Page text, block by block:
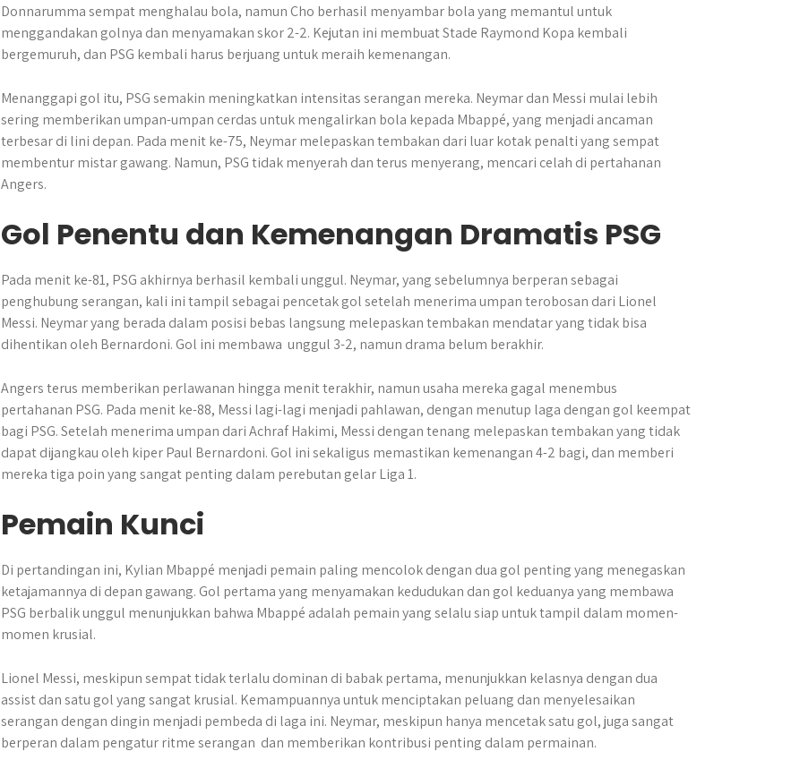
Donnarumma sempat menghalau bola, namun Cho berhasil menyambar bola yang memantul untuk
menggandakan golnya dan menyamakan skor 2-2. Kejutan ini membuat Stade Raymond Kopa kembali
bergemuruh, dan PSG kembali harus berjuang untuk meraih kemenangan.
Menanggapi gol itu, PSG semakin meningkatkan intensitas serangan mereka. Neymar dan Messi mulai lebih
sering memberikan umpan-umpan cerdas untuk mengalirkan bola kepada Mbappé, yang menjadi ancaman
terbesar di lini depan. Pada menit ke-75, Neymar melepaskan tembakan dari luar kotak penalti yang sempat
membentur mistar gawang. Namun, PSG tidak menyerah dan terus menyerang, mencari celah di pertahanan
Angers.
Gol Penentu dan Kemenangan Dramatis PSG
Pada menit ke-81, PSG akhirnya berhasil kembali unggul. Neymar, yang sebelumnya berperan sebagai
penghubung serangan, kali ini tampil sebagai pencetak gol setelah menerima umpan terobosan dari Lionel
Messi. Neymar yang berada dalam posisi bebas langsung melepaskan tembakan mendatar yang tidak bisa
dihentikan oleh Bernardoni. Gol ini membawa unggul 3-2, namun drama belum berakhir.
Angers terus memberikan perlawanan hingga menit terakhir, namun usaha mereka gagal menembus
pertahanan PSG. Pada menit ke-88, Messi lagi-lagi menjadi pahlawan, dengan menutup laga dengan gol keempat
bagi PSG. Setelah menerima umpan dari Achraf Hakimi, Messi dengan tenang melepaskan tembakan yang tidak
dapat dijangkau oleh kiper Paul Bernardoni. Gol ini sekaligus memastikan kemenangan 4-2 bagi, dan memberi
mereka tiga poin yang sangat penting dalam perebutan gelar Liga 1.
Pemain Kunci
Di pertandingan ini, Kylian Mbappé menjadi pemain paling mencolok dengan dua gol penting yang menegaskan
ketajamannya di depan gawang. Gol pertama yang menyamakan kedudukan dan gol keduanya yang membawa
PSG berbalik unggul menunjukkan bahwa Mbappé adalah pemain yang selalu siap untuk tampil dalam momen-
momen krusial.
Lionel Messi, meskipun sempat tidak terlalu dominan di babak pertama, menunjukkan kelasnya dengan dua
assist dan satu gol yang sangat krusial. Kemampuannya untuk menciptakan peluang dan menyelesaikan
serangan dengan dingin menjadi pembeda di laga ini. Neymar, meskipun hanya mencetak satu gol, juga sangat
berperan dalam pengatur ritme serangan dan memberikan kontribusi penting dalam permainan.